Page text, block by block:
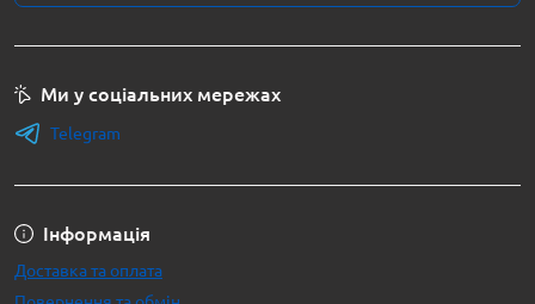
Інформація
Доставка та оплата
Ми у соціальних мережах
Telegram